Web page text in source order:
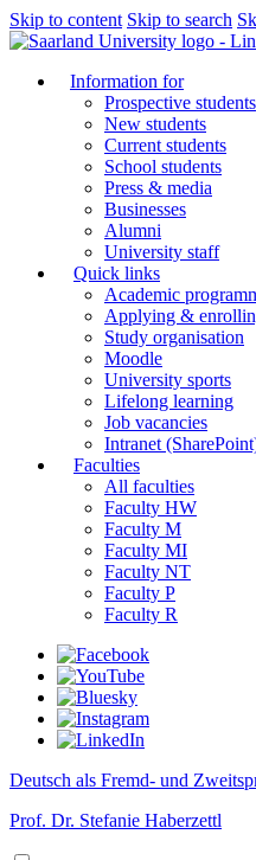
Skip to content Skip to search
Information for
Prospective students
New students
Current students
School students
Press & media
Businesses
Alumni
University staff
Quick links
Academic
Applying &
Study organisation
Moodle
University sports
Lifelong learning
Job vacancies
Intranet
Faculties
All faculties
Faculty HW
Faculty M
Faculty MI
Faculty NT
Faculty P
Faculty R
Deutsch als Fremd- und
Prof. Dr. Stefanie Haberzettl